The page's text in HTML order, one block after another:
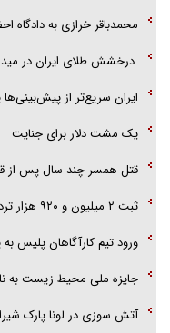
محمدباقر خرازی به دادگاه
درخشش طلای ایران در
ایران سریع‌تر از
‌یک مشت دلار برای جنایت
قتل همسر چند سال پس از
ثبت ۲ میلیون و ۹۲۰ هزار تردد در مرز مهران طی ایام اربعین
ورود تیم کارآگاهان پلیس
جایزه ملی محیط زیست به
آتش سوزی در لونا پارک